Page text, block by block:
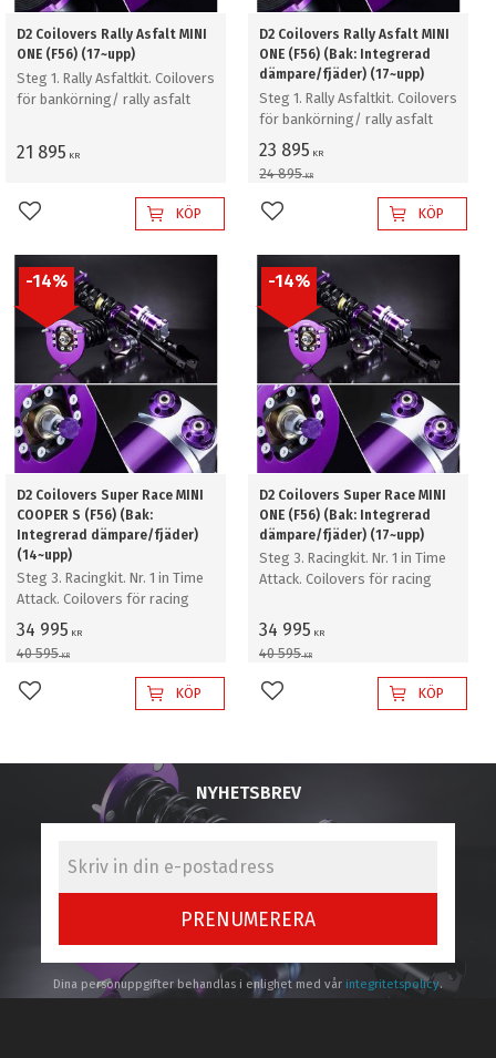
D2 Coilovers Rally Asfalt MINI
ONE (F56) (17~upp)
Steg 1. Rally Asfaltkit. Coilovers
för bankörning/ rally asfalt
21 895 KR
Lägg till i favoriterKÖP
D2 Coilovers Rally Asfalt MINI
ONE (F56) (Bak: Integrerad
dämpare/fjäder) (17~upp)
Steg 1. Rally Asfaltkit. Coilovers
för bankörning/ rally asfalt
23 895 KR
24 895KR
Lägg till i favoriterKÖP
D2 Coilovers Super Race MINI
COOPER S (F56) (Bak:
Integrerad dämpare/fjäder)
(14~upp)
Steg 3. Racingkit. Nr. 1 in Time
Attack. Coilovers för racing
34 995 KR
40 595KR
14%
Lägg till i favoriterKÖP
D2 Coilovers Super Race MINI
ONE (F56) (Bak: Integrerad
dämpare/fjäder) (17~upp)
Steg 3. Racingkit. Nr. 1 in Time
Attack. Coilovers för racing
34 995 KR
40 595KR
14%
Lägg till i favoriterKÖP
NYHETSBREV
PRENUMERERA
Dina personuppgifter behandlas i enlighet med vår integritetspolicy.